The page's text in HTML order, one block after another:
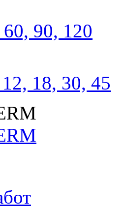
90, 120
18, 30, 45